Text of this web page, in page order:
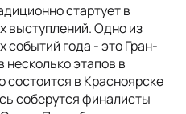
стартует в
выступлений. Одно из
года - это Гран-
несколько этапов в
состоится в Красноярске
соберутся финалисты